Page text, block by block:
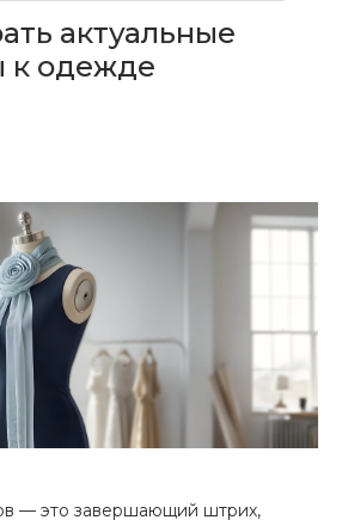
актуальные
к одежде
— это завершающий штрих,